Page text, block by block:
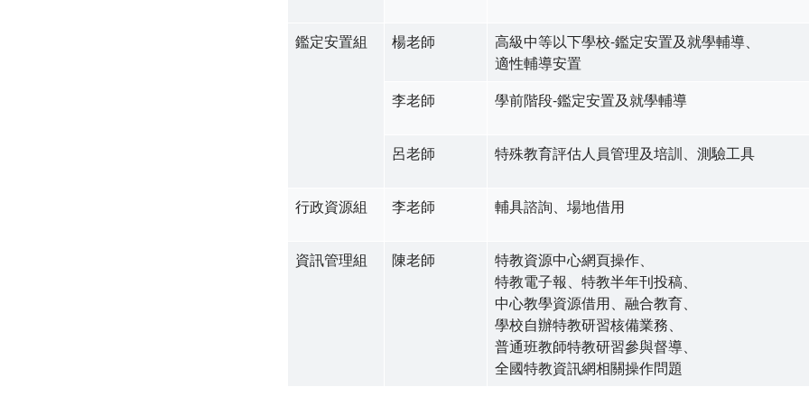
鑑定安置組 楊老師
高級中等以下學校-鑑定安置及就學輔導、
適性輔導安置
李老師
學前階段-鑑定安置及就學輔導
呂老師 特殊教育評估人員管理及培訓、測驗工具
行政資源組 李老師 輔具諮詢、場地借用
資訊管理組 陳老師
特教資源中心網頁操作、
特教電子報、特教半年刊投稿、
中心教學資源借用、融合教育、
學校自辦特教研習核備業務、
普通班教師特教研習參與督導、
全國特教資訊網相關操作問題